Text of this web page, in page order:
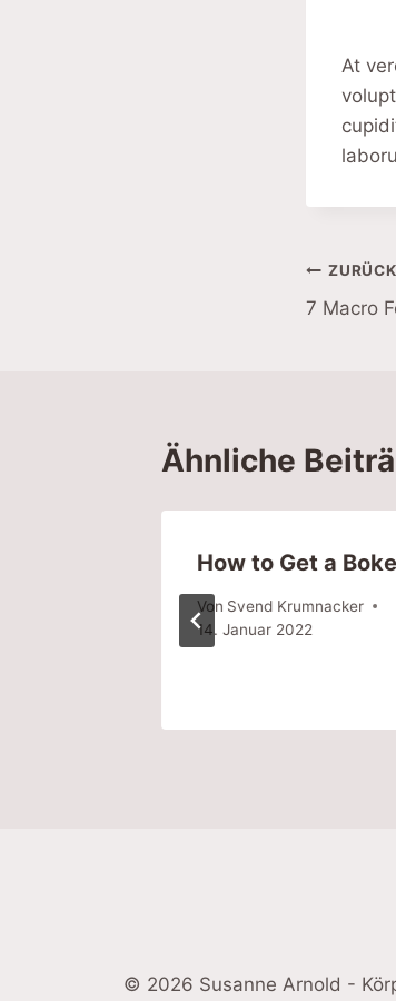
At
ZURÜCK
7 Macro
Ähnliche
How to Get a
Von Svend Krumnacker
14. Januar 2022
© 2026 Susanne Arnold -